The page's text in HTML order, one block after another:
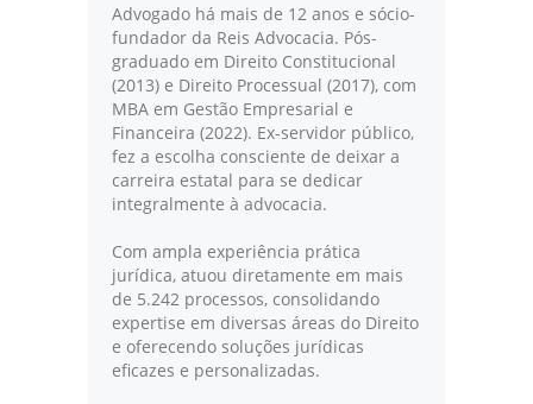
Advogado há mais de 12 anos e sócio-
fundador da Reis Advocacia. Pós-
graduado em Direito Constitucional
(2013) e Direito Processual (2017), com
MBA em Gestão Empresarial e
Financeira (2022). Ex-servidor público,
fez a escolha consciente de deixar a
carreira estatal para se dedicar
integralmente à advocacia.
Com ampla experiência prática
jurídica, atuou diretamente em mais
de 5.242 processos, consolidando
expertise em diversas áreas do Direito
e oferecendo soluções jurídicas
eficazes e personalizadas.